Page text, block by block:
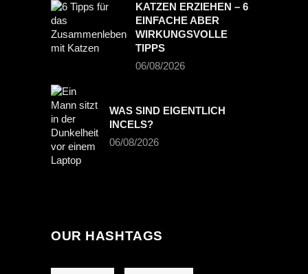
KATZEN ERZIEHEN – 6
EINFACHE ABER
WIRKUNGSVOLLE
TIPPS
06/08/2026
WAS SIND EIGENTLICH
INCELS?
06/08/2026
OUR HASHTAGS